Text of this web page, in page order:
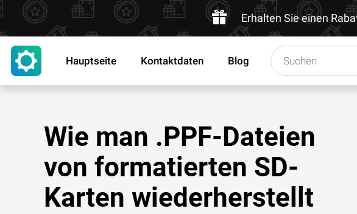
Erhalten Sie einen
Hauptseite Kontaktdaten Blog
Wie man .PPF-Dateien
von formatierten SD-
Karten wiederherstellt